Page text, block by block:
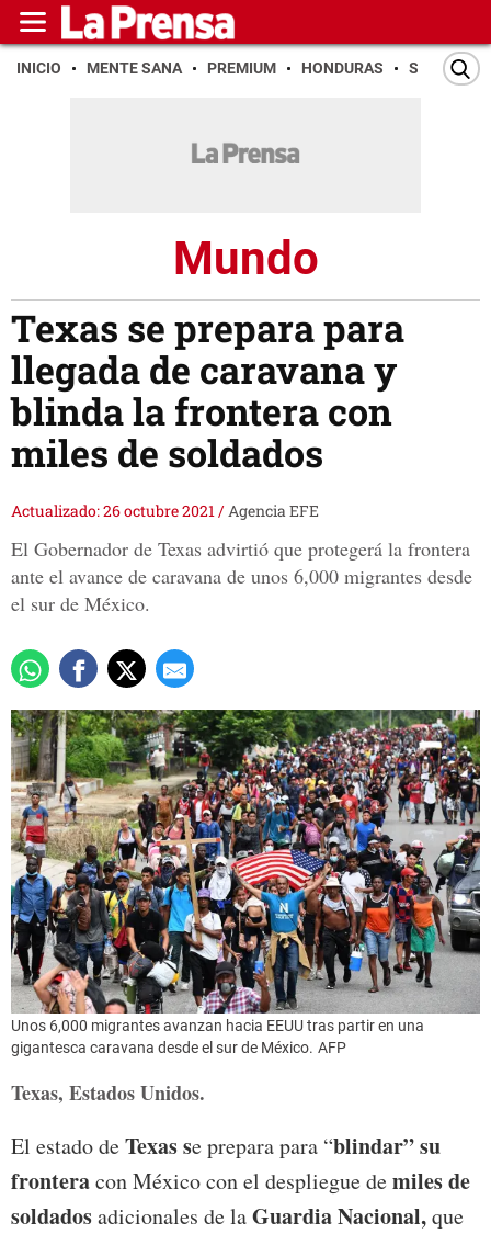
INICIO MENTE SANA PREMIUM HONDURAS SAN PEDRO
Mundo
Texas se prepara para
llegada de caravana y
blinda la frontera con
miles de soldados
Actualizado: 26 octubre 2021/Agencia EFE
El Gobernador de Texas advirtió que protegerá la frontera
ante el avance de caravana de unos 6,000 migrantes desde
el sur de México.
Unos 6,000 migrantes avanzan hacia EEUU tras partir en una
gigantesca caravana desde el sur de México. AFP
Texas, Estados Unidos.
El estado deTexas se prepara para “blindar” su
fronteracon México con el despliegue demiles de
soldadosadicionales de laGuardia Nacional,que